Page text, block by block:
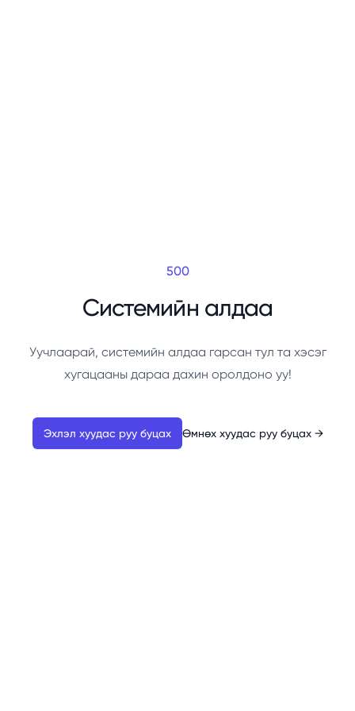
500
Системийн алдаа
Уучлаарай, системийн алдаа гарсан тул та хэсэг
хугацааны дараа дахин оролдоно уу!
Эхлэл хуудас руу буцах Өмнөх хуудас руу буцах →